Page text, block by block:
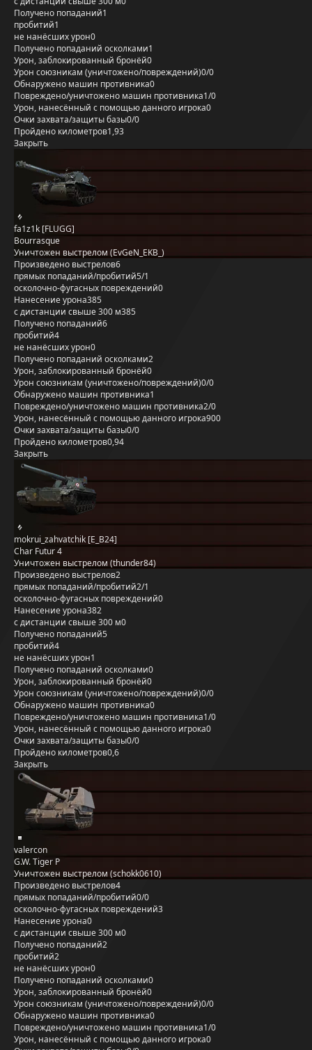
Получено попаданий1
пробитий1
не нанёсших урон0
Получено попаданий осколками1
Урон, заблокированный бронёй0
Урон союзникам (уничтожено/повреждений)0/0
Обнаружено машин противника0
Повреждено/уничтожено машин противника1/0
Урон, нанесённый с помощью данного игрока0
Очки захвата/защиты базы0/0
Пройдено километров1,93
Закрыть
fa1z1k [FLUGG]
Bourrasque
Уничтожен выстрелом (EvGeN_EKB_)
Произведено выстрелов6
прямых попаданий/пробитий5/1
осколочно-фугасных повреждений0
Нанесение урона385
с дистанции свыше 300 м385
Получено попаданий6
пробитий4
не нанёсших урон0
Получено попаданий осколками2
Урон, заблокированный бронёй0
Урон союзникам (уничтожено/повреждений)0/0
Обнаружено машин противника1
Повреждено/уничтожено машин противника2/0
Урон, нанесённый с помощью данного игрока900
Очки захвата/защиты базы0/0
Пройдено километров0,94
Закрыть
mokrui_zahvatchik [E_B24]
Char Futur 4
Уничтожен выстрелом (thunder84)
Произведено выстрелов2
прямых попаданий/пробитий2/1
осколочно-фугасных повреждений0
Нанесение урона382
с дистанции свыше 300 м0
Получено попаданий5
пробитий4
не нанёсших урон1
Получено попаданий осколками0
Урон, заблокированный бронёй0
Урон союзникам (уничтожено/повреждений)0/0
Обнаружено машин противника0
Повреждено/уничтожено машин противника1/0
Урон, нанесённый с помощью данного игрока0
Очки захвата/защиты базы0/0
Пройдено километров0,6
Закрыть
valercon
G.W. Tiger P
Уничтожен выстрелом (schokk0610)
Произведено выстрелов4
прямых попаданий/пробитий0/0
осколочно-фугасных повреждений3
Нанесение урона0
с дистанции свыше 300 м0
Получено попаданий2
пробитий2
не нанёсших урон0
Получено попаданий осколками0
Урон, заблокированный бронёй0
Урон союзникам (уничтожено/повреждений)0/0
Обнаружено машин противника0
Повреждено/уничтожено машин противника1/0
Урон, нанесённый с помощью данного игрока0